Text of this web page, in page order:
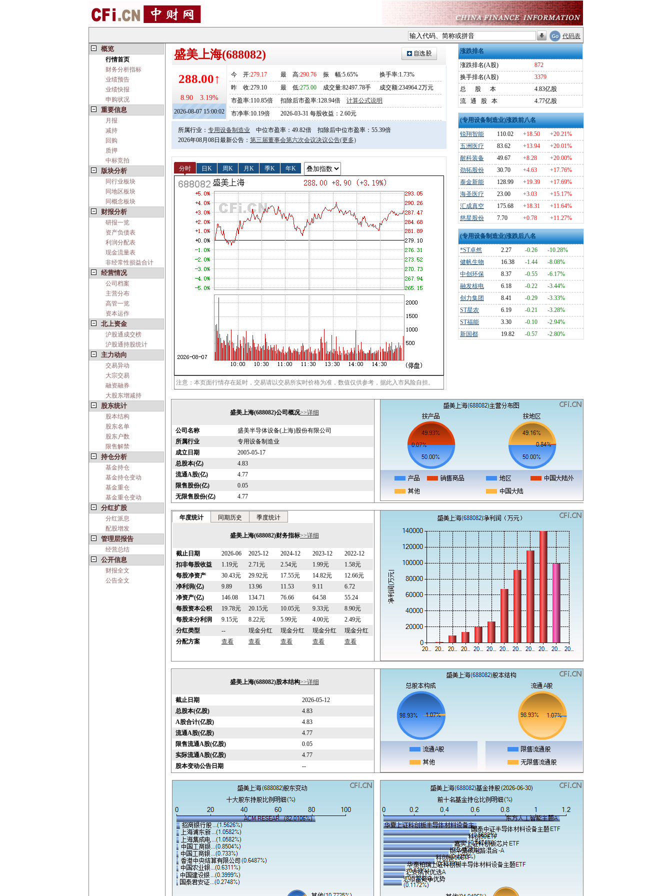
代码表
概览
行情首页
财务分析指标
业绩预告
业绩快报
申购状况
重要信息
月报
减持
回购
质押
中标竞拍
版块分析
同行业板块
同地区板块
同概念板块
财报分析
研报一览
资产负债表
利润分配表
现金流量表
非经常性损益合计
经营情况
公司档案
主营分布
高管一览
资本运作
北上资金
沪股通成交榜
沪股通持股统计
主力动向
交易异动
大宗交易
融资融券
大股东增减持
股东统计
股本结构
股东名单
股东户数
限售解禁
持仓分析
基金持仓
基金持仓变动
基金重仓
基金重仓变动
分红扩股
分红派息
配股增发
管理层报告
经营总结
公开信息
财报全文
公告全文
盛美上海(688082)
288.00↑
8.90 3.19%
2026-08-07 15:00:02
今 开:279.17 最 高:290.76 振 幅:5.65%
换手率:1.73%
昨
收:279.10 最 低:275.00 成交量:82497.78手
成交额:234964.2万元
市盈率:110.85倍
扣除后市盈率:128.94倍
计算公式说明
市净率:10.19倍
2026-03-31 每股收益：2.60元
所属行业： 专用设备制造业 中位市盈率：49.82倍
扣除后中位市盈率：55.39倍
2026年08月08日最新公告： 第三届董事会第六次会议决议公告(更多)
分时 日K 周K 月K 季K 年K
注意：本页面行情存在延时，交易请以交易所实时价格为准，数值仅供参考，据此入市风险自担。
涨跌排名
涨跌排名(A股)
872
换手排名(A股)
3379
总
股 本
4.83亿股
流
通 股 本 4.77亿股
(专用设备制造业)涨跌前八名
锐翔智能
110.02 +18.50
+20.21%
五洲医疗
83.62 +13.94
+20.01%
耐科装备
49.67 +8.28
+20.00%
劲拓股份
30.70 +4.63
+17.76%
泰金新能
128.99 +19.39
+17.69%
海圣医疗
23.00 +3.03
+15.17%
汇成真空
175.68 +18.31
+11.64%
慈星股份
7.70 +0.78 +11.27%
(专用设备制造业)涨跌后八名
*ST卓然
2.27 -0.26
-10.28%
健帆生物
16.38 -1.44
-8.08%
中创环保
8.37 -0.55
-6.17%
融发核电
6.18 -0.22
-3.44%
创力集团
8.41 -0.29
-3.33%
ST星农
6.19 -0.21
-3.28%
ST福能
3.30 -0.10
-2.94%
新国都
19.82 -0.57 -2.80%
盛美上海(688082)公司概况>>详细
公司名称
盛美半导体设备(上海)股份有限公司
所属行业
专用设备制造业
成立日期
2005-05-17
总股本(亿)
4.83
流通A股(亿)
4.77
限售股份(亿)
0.05
无限售股份(亿)
4.77
年度统计 同期历史 季度统计
盛美上海(688082)财务指标>>详细
截止日期 2026-06 2025-12 2024-12 2023-12
2022-12
扣非每股收益
1.19元 2.71元 2.54元 1.99元
1.58元
每股净资产
30.43元 29.92元 17.55元 14.82元
12.66元
净利润(亿)
9.89 13.96 11.53 9.11
6.72
净资产(亿)
146.08 134.71 76.66 64.58
55.24
每股资本公积
19.78元 20.15元 10.05元 9.33元
8.90元
每股未分利润
9.15元 8.22元 5.99元 4.00元
2.49元
分红类型
-- 现金分红 现金分红 现金分红
现金分红
分配方案
查看 查看 查看 查看 查看
盛美上海(688082)股本结构>>详细
截止日期
2026-05-12
总股本(亿股)
4.83
A股合计(亿股)
4.83
流通A股(亿股)
4.77
限售流通A股(亿股)
0.05
实际流通A股(亿股)
4.77
股本变动公告日期
--